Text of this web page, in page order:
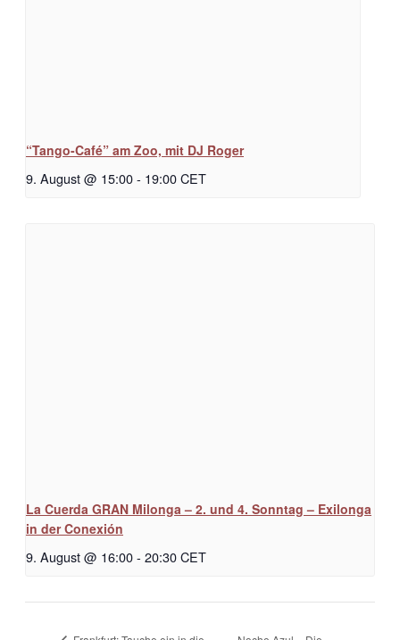
“Tango-Café” am Zoo, mit DJ Roger
9. August @ 15:00- 19:00CET
La Cuerda GRAN Milonga – 2. und 4. Sonntag – Exilonga
in der Conexión
9. August @ 16:00- 20:30CET